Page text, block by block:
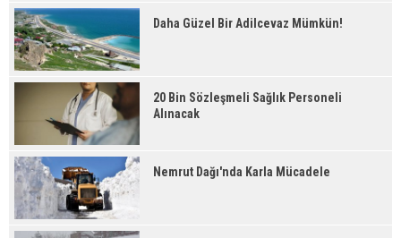
Daha Güzel Bir Adilcevaz Mümkün!
20 Bin Sözleşmeli Sağlık Personeli
Alınacak
Nemrut Dağı'nda Karla Mücadele